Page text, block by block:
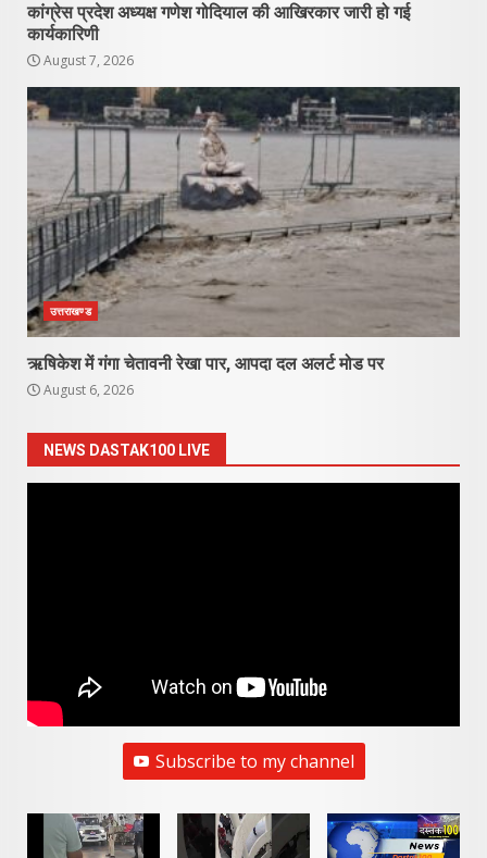
कांग्रेस प्रदेश अध्यक्ष गणेश गोदियाल की आखिरकार जारी हो गई
कार्यकारिणी
August 7, 2026
उत्तराखण्ड
ऋषिकेश में गंगा चेतावनी रेखा पार, आपदा दल अलर्ट मोड पर
August 6, 2026
NEWS DASTAK100 LIVE
Subscribe to my channel